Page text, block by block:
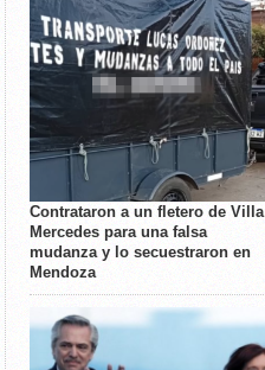
Contrataron a un fletero de Villa
Mercedes para una falsa
mudanza y lo secuestraron en
Mendoza